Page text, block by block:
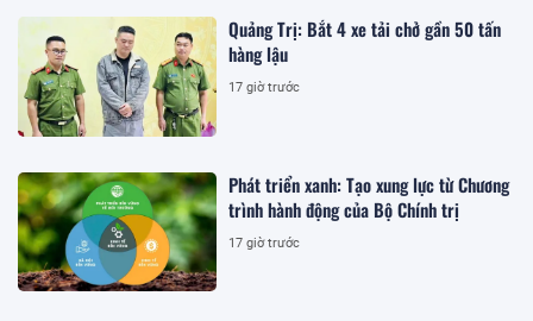
Quảng Trị: Bắt 4 xe tải chở gần 50 tấn
hàng lậu
17 giờ trước
Phát triển xanh: Tạo xung lực từ Chương
trình hành động của Bộ Chính trị
17 giờ trước